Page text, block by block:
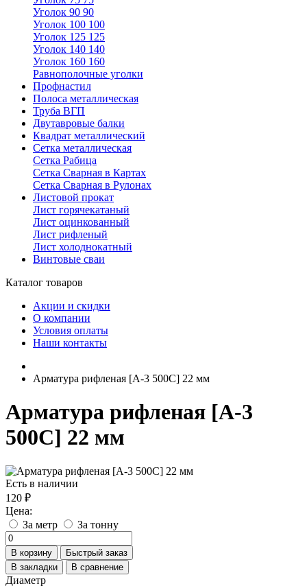
Уголок 90 90
Уголок 100 100
Уголок 125 125
Уголок 140 140
Уголок 160 160
Равнополочные уголки
Профнастил
Полоса металлическая
Труба ВГП
Двутавровые балки
Квадрат металлический
Сетка металлическая
Сетка Рабица
Сетка Сварная в Картах
Сетка Сварная в Рулонах
Листовой прокат
Лист горячекатаный
Лист оцинкованный
Лист рифленый
Лист холоднокатный
Винтовые сваи
Каталог товаров
Акции и скидки
О компании
Условия оплаты
Наши контакты
Арматура рифленая [А-3 500С] 22 мм
Арматура рифленая [А-3
500С] 22 мм
Есть в наличии
120 ₽
Цена:
За метр
За тонну
В корзину
Быстрый заказ
В закладки
В сравнение
Диаметр